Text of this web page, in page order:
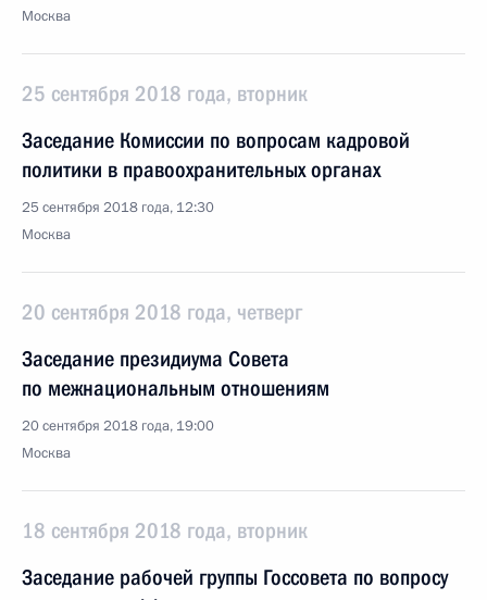
Москва
25 сентября 2018 года, вторник
Заседание Комиссии по вопросам кадровой
политики в правоохранительных органах
25 сентября 2018 года, 12:30
Москва
20 сентября 2018 года, четверг
Заседание президиума Совета
по межнациональным отношениям
20 сентября 2018 года, 19:00
Москва
18 сентября 2018 года, вторник
Заседание рабочей группы Госсовета по вопросу